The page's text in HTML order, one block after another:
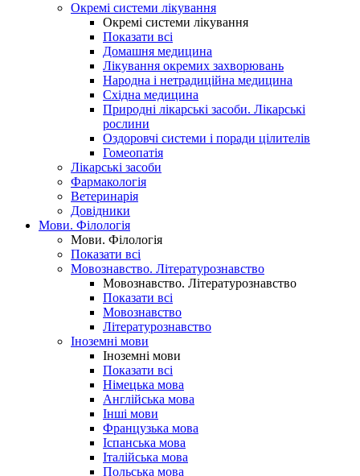
Окремі системи лікування
Окремі системи лікування
Показати всі
Домашня медицина
Лікування окремих захворювань
Народна і нетрадиційна медицина
Східна медицина
Природні лікарські засоби. Лікарські
рослини
Оздоровчі системи і поради цілителів
Гомеопатія
Лікарські засоби
Фармакологія
Ветеринарія
Довідники
Мови. Філологія
Мови. Філологія
Показати всі
Мовознавство. Літературознавство
Мовознавство. Літературознавство
Показати всі
Мовознавство
Літературознавство
Іноземні мови
Іноземні мови
Показати всі
Німецька мова
Англійська мова
Інші мови
Французька мова
Іспанська мова
Італійська мова
Польська мова